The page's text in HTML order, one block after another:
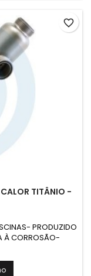
TITÂNIO -
PRODUZIDO
À CORROSÃO-
DE PERMUTA-
DE ÁGUA DE
favorite_border